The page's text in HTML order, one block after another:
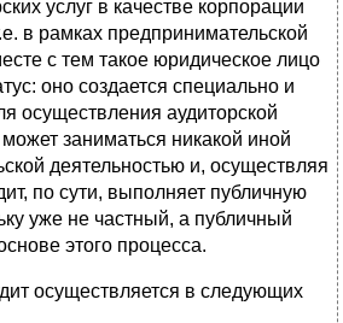
услуг в качестве корпорации
в рамках предпринимательской
с тем такое юридическое лицо
оно создается специально и
осуществления аудиторской
заниматься никакой иной
деятельностью и, осуществляя
по сути, выполняет публичную
уже не частный, а публичный
этого процесса.
осуществляется в следующих